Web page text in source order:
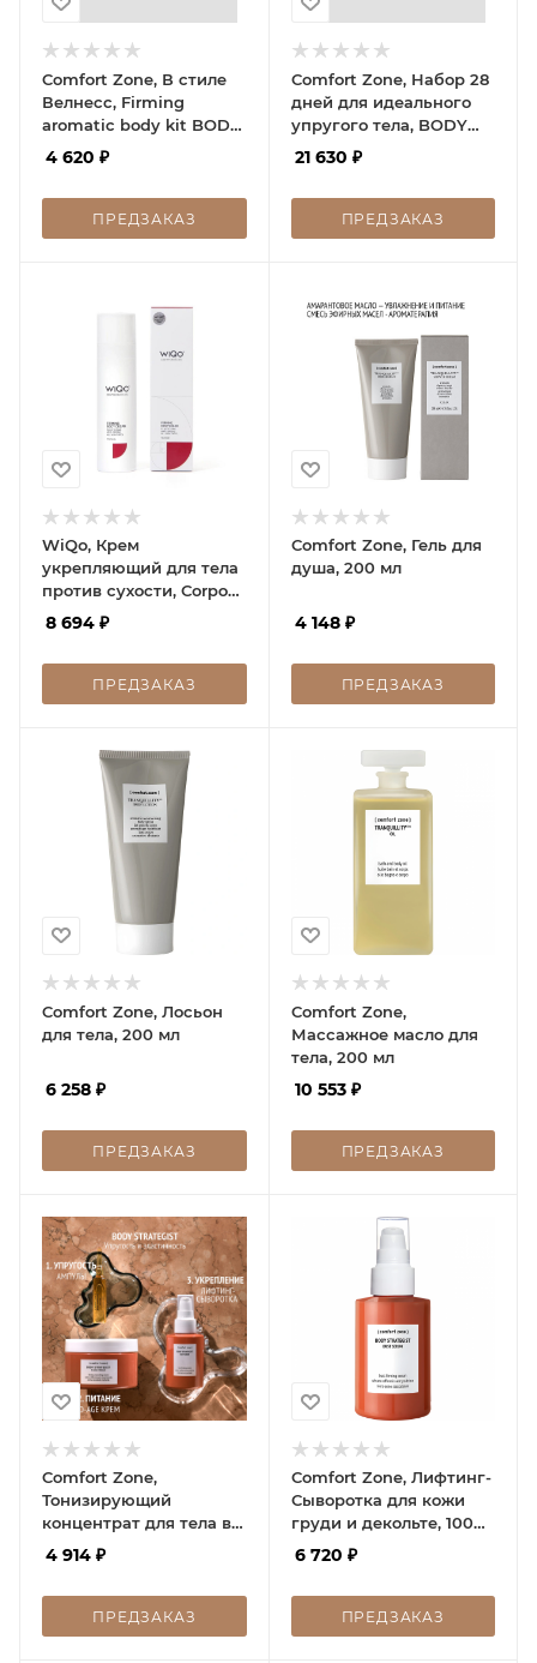
Comfort Zone, В стиле
Велнесс, Firming
aromatic body kit BODY
RITUAL JOURNEY, 1 шт
4 620 ₽
ПРЕДЗАКАЗ
Comfort Zone, Набор 28
дней для идеального
упругого тела, BODY
STRATEGIST 28-DAY
TONE KIT, 1шт
21 630 ₽
ПРЕДЗАКАЗ
WiQo, Крем
укрепляющий для тела
против сухости, Corpo
Elasticizzante Anti-
8 694 ₽
ПРЕДЗАКАЗ
Comfort Zone, Гель для
душа, 200 мл
4 148₽
ПРЕДЗАКАЗ
Comfort Zone, Лосьон
для тела, 200 мл
6 258 ₽
ПРЕДЗАКАЗ
Comfort Zone,
Массажное масло для
тела, 200 мл
10 553₽
ПРЕДЗАКАЗ
Comfort Zone,
Тонизирующий
концентрат для тела в
ампулах, 4х10 мл
4 914 ₽
ПРЕДЗАКАЗ
Comfort Zone, Лифтинг-
Сыворотка для кожи
груди и декольте, 100
мл
6 720 ₽
ПРЕДЗАКАЗ